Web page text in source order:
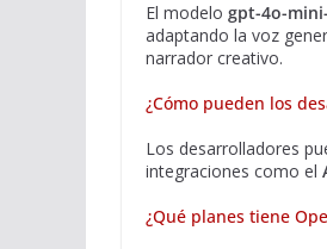
El modelo gpt-4o-
adaptando la voz
narrador creativo.​
¿Cómo pueden los
Los desarrolladores
integraciones como el
¿Qué planes tiene